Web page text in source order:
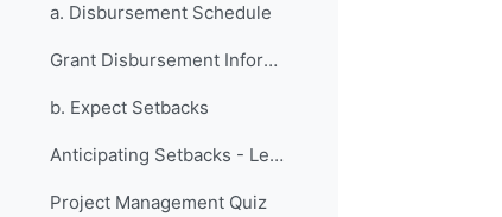
a. Disbursement Schedule
Grant Disbursement Information
b. Expect Setbacks
Anticipating Setbacks - Lessons from Previous Fellows
Project Management Quiz